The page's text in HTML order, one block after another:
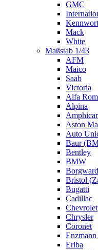
GMC
Mack
White
Maßstab 1/43
AFM
Maico
Saab
Victoria
Alfa
Alpina
Amphicar
Aston
Auto
Baur
Bentley
BMW
Borgward
Bristol
Bugatti
Cadillac
Chevrolet
Chrysler
Coronet
Eriba